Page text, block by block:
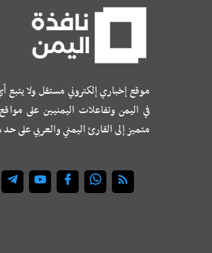
موقع إخباري إلكتروني مستقل ولا
في اليمن وتفاعلات اليمنيين على
متميز إلى القارئ اليمني والعربي على